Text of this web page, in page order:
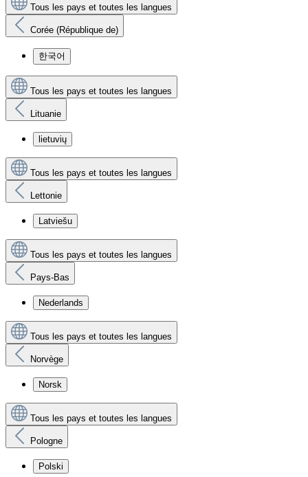
Tous les pays et toutes les langues
Corée (République de)
한국어
Tous les pays et toutes les langues
Lituanie
lietuvių
Tous les pays et toutes les langues
Lettonie
Latviešu
Tous les pays et toutes les langues
Pays-Bas
Nederlands
Tous les pays et toutes les langues
Norvège
Norsk
Tous les pays et toutes les langues
Pologne
Polski